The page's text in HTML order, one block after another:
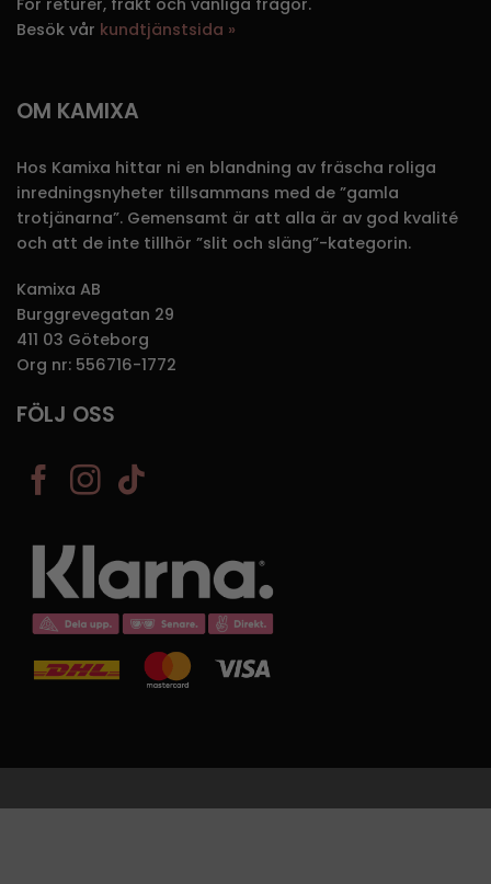
Besök vår kundtjänstsida »
OM KAMIXA
Hos Kamixa hittar ni en blandning av fräscha roliga
inredningsnyheter tillsammans med de ”gamla
trotjänarna”. Gemensamt är att alla är av god kvalité
och att de inte tillhör ”slit och släng”-kategorin.
Kamixa AB
Burggrevegatan 29
411 03 Göteborg
Org nr: 556716-1772
FÖLJ OSS